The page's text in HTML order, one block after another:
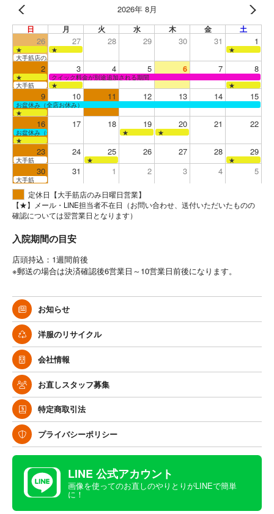
2026年 8月
日 月 火 水 木 金 土
26 27 28 29 30 31 1
★ ★
★
大手筋店のみ営業
2 3 4 5 6 7 8
★
クイック料金が別途追加される期間
大手筋
★ ★
9 10 11 12 13 14 15
お盆休み（全店お休み）
★
16 17 18 19 20 21 22
お盆休み（全店お休み） ★
★
★
23 24 25 26 27 28 29
大手筋 ★ ★
30 31 1 2 3 4 5
大手筋
定休日【大手筋店のみ日曜日営業】
【★】メール・LINE担当者不在日（お問い合わせ、送付いただいたものの
確認については翌営業日となります）
入院期間の目安
店頭持込：1週間前後
※郵送の場合は決済確認後6営業日～10営業日前後になります。
お知らせ
洋服のリサイクル
会社情報
お直しスタッフ募集
特定商取引法
プライバシーポリシー
LINE 公式アカウント
画像を使ってのお直しのやりとりがLINEで簡単
に！